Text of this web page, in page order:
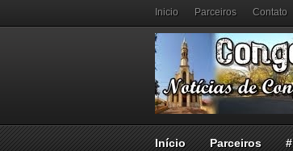
Inicio Parceiros Contato
Início Parceiros #